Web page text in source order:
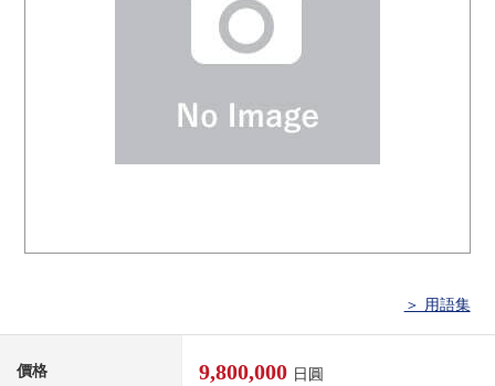
＞ 用語集
價格 9,800,000 日圓